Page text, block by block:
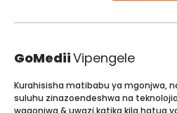
GoMediiVipengele
Kurahisisha matibabu ya mgonjwa,
suluhu zinazoendeshwa na
wagonjwa & uwazi katika kila hatua